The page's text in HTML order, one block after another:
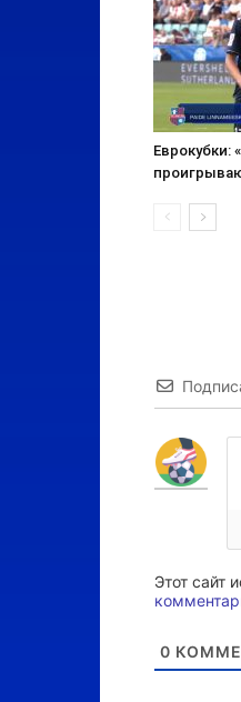
Еврокубки:
Этот сайт
0